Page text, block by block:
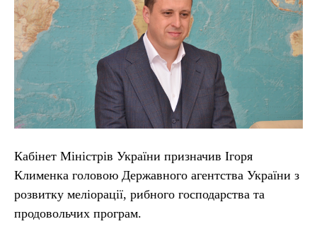
Кабінет Міністрів України призначив Ігоря
Клименка головою Державного агентства України з
розвитку меліорації, рибного господарства та
продовольчих програм.